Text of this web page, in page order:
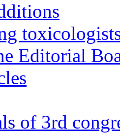
Editorial
of 3rd